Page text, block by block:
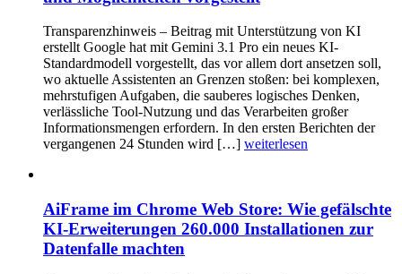
Transparenzhinweis – Beitrag mit Unterstützung von KI
erstellt Google hat mit Gemini 3.1 Pro ein neues KI-
Standardmodell vorgestellt, das vor allem dort ansetzen soll,
wo aktuelle Assistenten an Grenzen stoßen: bei komplexen,
mehrstufigen Aufgaben, die sauberes logisches Denken,
verlässliche Tool-Nutzung und das Verarbeiten großer
Informationsmengen erfordern. In den ersten Berichten der
vergangenen 24 Stunden wird […] weiterlesen
AiFrame im Chrome Web Store: Wie gefälschte
KI-Erweiterungen 260.000 Installationen zur
Datenfalle machten